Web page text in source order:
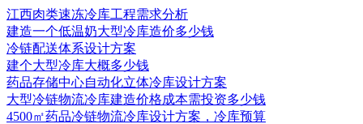
江西肉类速冻冷库工程需求分析
建造一个低温奶大型冷库造价多少钱
冷链配送体系设计方案
建个大型冷库大概多少钱
药品存储中心自动化立体冷库设计方案
大型冷链物流冷库建造价格成本需投资多少钱
4500㎡药品冷链物流冷库设计方案，冷库预算